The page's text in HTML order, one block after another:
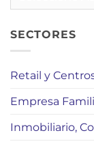
SECTORES
Retail y
Empresa
Inmobiliario,